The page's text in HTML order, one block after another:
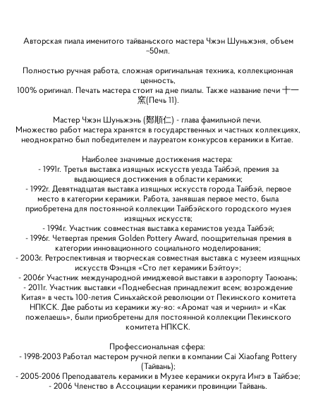
Авторская пиала именитого тайваньского мастера Чжэн Шуньжэня, объем
~50мл.
Полностью ручная работа, сложная оригинальная техника, коллекционная
ценность,
100% оригинал. Печать мастера стоит на дне пиалы. Также название печи 十一
窯(Печь 11).
Мастер Чжэн Шуньжэнь (鄭順仁) - глава фамильной печи.
Множество работ мастера хранятся в государственных и частных коллекциях,
неоднократно был победителем и лауреатом конкурсов керамики в Китае.
Наиболее значимые достижения мастера:
- 1991г. Третья выставка изящных искусств уезда Тайбэй, премия за
выдающиеся достижения в области керамики;
- 1992г. Девятнадцатая выставка изящных искусств города Тайбэй, первое
место в категории керамики. Работа, занявшая первое место, была
приобретена для постоянной коллекции Тайбэйского городского музея
изящных искусств;
- 1994г. Участник совместная выставка керамистов уезда Тайбэй;
- 1996г. Четвертая премия Golden Pottery Award, поощрительная премия в
категории инновационного социального моделирования;
- 2003г. Ретроспективная и творческая совместная выставка с музеем изящных
искусств Фэнцзя «Сто лет керамики Бэйтоу»;
- 2006г Участник международной имиджевой выставки в аэропорту Таоюань;
- 2011г. Участник выставки «Поднебесная принадлежит всем; возрождение
Китая» в честь 100-летия Синьхайской революции от Пекинского комитета
НПКСК. Две работы из керамики жу-яо: «Аромат чая и чернил» и «Как
пожелаешь», были приобретены для постоянной коллекции Пекинского
комитета НПКСК.
Профессиональная сфера:
- 1998-2003 Работал мастером ручной лепки в компании Cai Xiaofang Pottery
(Тайвань);
- 2005-2006 Преподаватель керамики в Музее керамики округа Ингэ в Тайбэе;
- 2006 Членство в Ассоциации керамики провинции Тайвань.